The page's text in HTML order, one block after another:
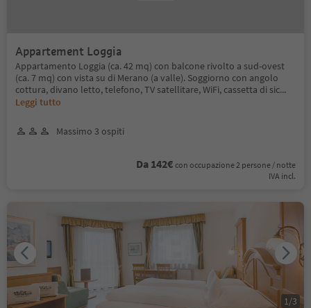
Appartement Loggia
Appartamento Loggia (ca. 42 mq) con balcone rivolto a sud-ovest
(ca. 7 mq) con vista su di Merano (a valle). Soggiorno con angolo
cottura, divano letto, telefono, TV satellitare, WiFi, cassetta di sic...
Leggi tutto
Massimo 3 ospiti
Da 142€ con occupazione 2 persone / notte
IVA incl.
1 /3